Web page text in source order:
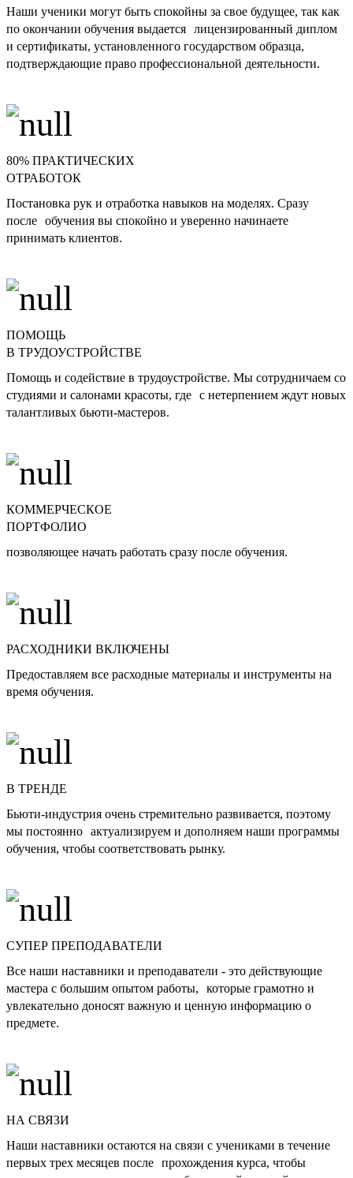
Наши ученики могут быть спокойны за свое будущее, так как
по окончании обучения выдается лицензированный диплом
и сертификаты, установленного государством образца,
подтверждающие право профессиональной деятельности.
80% ПРАКТИЧЕСКИХ
ОТРАБОТОК
Постановка рук и отработка навыков на моделях. Сразу
после обучения вы спокойно и уверенно начинаете
принимать клиентов.
ПОМОЩЬ
В ТРУДОУСТРОЙСТВЕ
Помощь и содействие в трудоустройстве. Мы сотрудничаем со
студиями и салонами красоты, где с нетерпением ждут новых
талантливых бьюти-мастеров.
КОММЕРЧЕСКОЕ
ПОРТФОЛИО
позволяющее начать работать сразу после обучения.
РАСХОДНИКИ ВКЛЮЧЕНЫ
Предоставляем все расходные материалы и инструменты на
время обучения.
В ТРЕНДЕ
Бьюти-индустрия очень стремительно развивается, поэтому
мы постоянно актуализируем и дополняем наши программы
обучения, чтобы соответствовать рынку.
СУПЕР ПРЕПОДАВАТЕЛИ
Все наши наставники и преподаватели - это действующие
мастера с большим опытом работы, которые грамотно и
увлекательно доносят важную и ценную информацию о
предмете.
НА СВЯЗИ
Наши наставники остаются на связи с учениками в течение
первых трех месяцев после прохождения курса, чтобы